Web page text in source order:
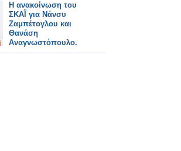
Η ανακοίνωση του
ΣΚΑΪ για Νάνσυ
Ζαμπέτογλου και
Θανάση
Αναγνωστόπουλο.